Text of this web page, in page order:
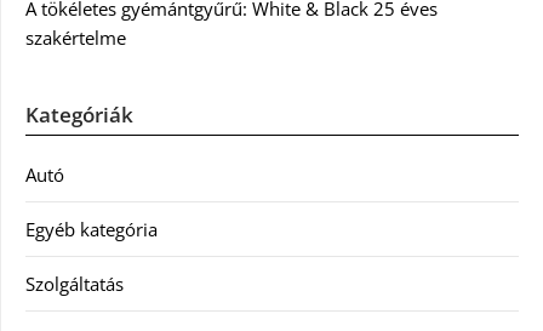
A tökéletes gyémántgyűrű: White & Black 25 éves
szakértelme
Kategóriák
Autó
Egyéb kategória
Szolgáltatás